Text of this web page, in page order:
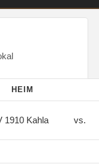
HEIM
1910 Kahla vs.